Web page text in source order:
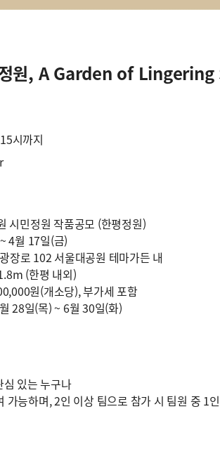
원, A Garden of
시까지
시민정원 작품공모 (한평정원)
4월 17일(금)
장로 102 서울대공원 테마가든 내
(한평 내외)
원(개소당), 부가세 포함
28일(목) ~ 6월 30일(화)
심 있는 누구나
가능하며, 2인 이상 팀으로 참가 시 팀원 중